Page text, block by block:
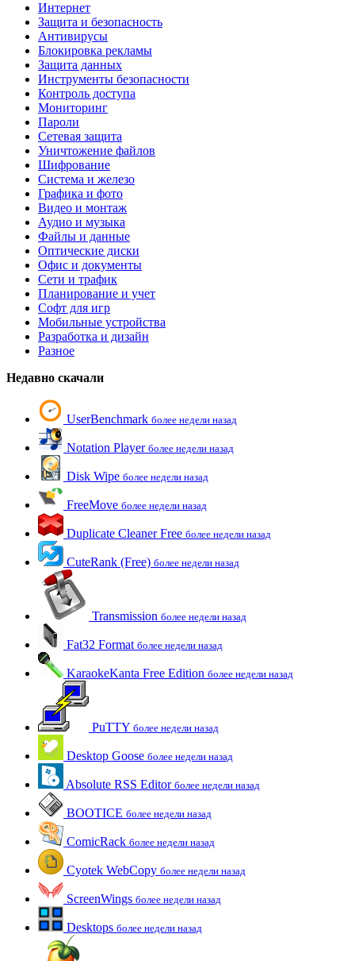
Интернет
Защита и безопасность
Антивирусы
Блокировка рекламы
Защита данных
Инструменты безопасности
Контроль доступа
Мониторинг
Пароли
Сетевая защита
Уничтожение файлов
Шифрование
Система и железо
Графика и фото
Видео и монтаж
Аудио и музыка
Файлы и данные
Оптические диски
Офис и документы
Сети и трафик
Планирование и учет
Софт для игр
Мобильные устройства
Разработка и дизайн
Разное
Недавно скачали
UserBenchmark более недели назад
Notation Player более недели назад
Disk Wipe более недели назад
FreeMove более недели назад
Duplicate Cleaner Free более недели назад
CuteRank (Free) более недели назад
Transmission более недели назад
Fat32 Format более недели назад
KaraokeKanta Free Edition более недели назад
PuTTY более недели назад
Desktop Goose более недели назад
Absolute RSS Editor более недели назад
BOOTICE более недели назад
ComicRack более недели назад
Cyotek WebCopy более недели назад
ScreenWings более недели назад
Desktops более недели назад